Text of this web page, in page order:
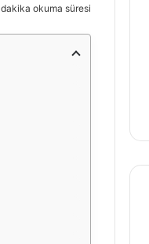
dakika okuma süresi